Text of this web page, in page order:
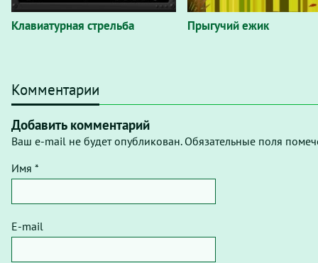
Клавиатурная стрельба Прыгучий ежик
Комментарии
Добавить комментарий
Ваш e-mail не будет опубликован. Обязательные поля
Имя *
E-mail